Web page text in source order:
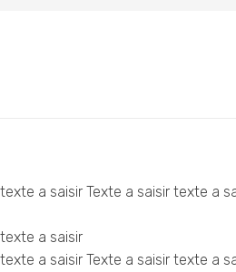
a saisir Texte a saisir texte a
a saisir
a saisir Texte a saisir texte a